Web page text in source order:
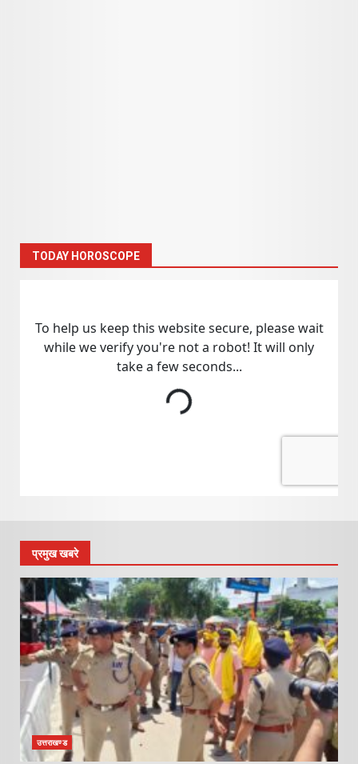
TODAY HOROSCOPE
प्रमुख खबरे
उत्तराखण्ड